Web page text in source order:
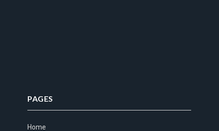
PAGES
Home